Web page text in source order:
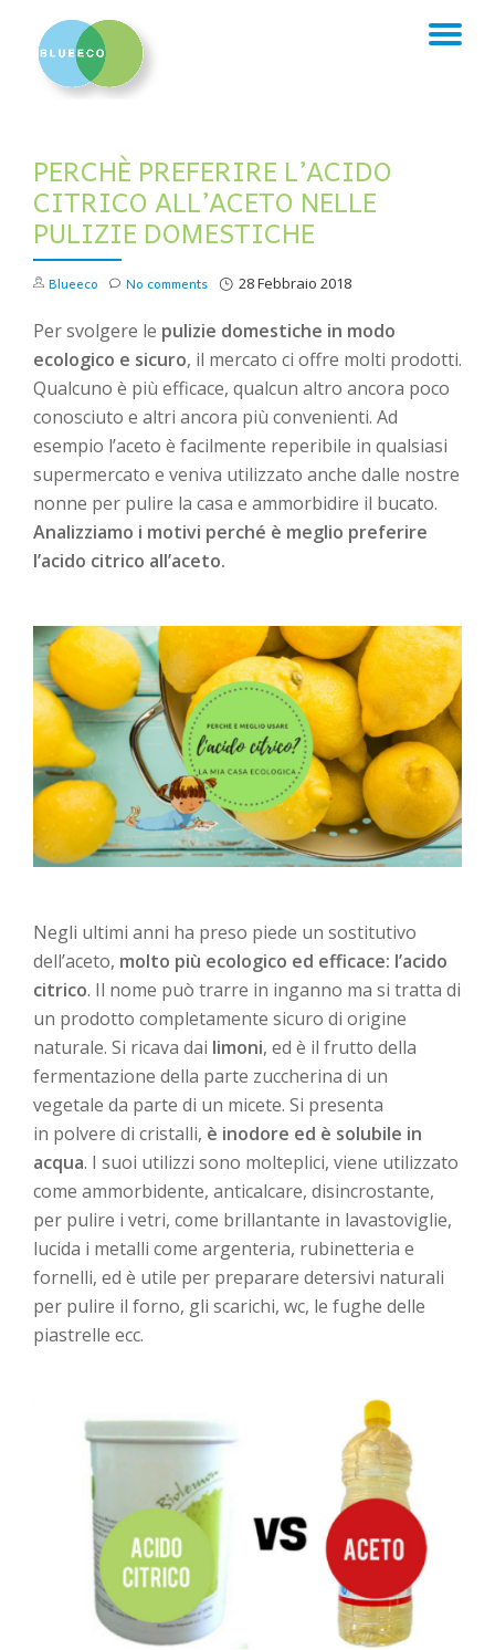
PERCHÈ PREFERIRE L’ACIDO
CITRICO ALL’ACETO NELLE
PULIZIE DOMESTICHE
Blueeco 28 Febbraio 2018
No comments
Per svolgere le pulizie domestiche in modo
ecologico e sicuro, il mercato ci offre molti prodotti.
Qualcuno è più efficace, qualcun altro ancora poco
conosciuto e altri ancora più convenienti. Ad
esempio l’aceto è facilmente reperibile in qualsiasi
supermercato e veniva utilizzato anche dalle nostre
nonne per pulire la casa e ammorbidire il bucato.
Analizziamo i motivi perché è meglio preferire
l’acido citrico all’aceto.
Negli ultimi anni ha preso piede un sostitutivo
dell’aceto, molto più ecologico ed efficace: l’acido
citrico. Il nome può trarre in inganno ma si tratta di
un prodotto completamente sicuro di origine
naturale. Si ricava dai limoni, ed è il frutto della
fermentazione della parte zuccherina di un
vegetale da parte di un micete. Si presenta
in polvere di cristalli, è inodore ed è solubile in
acqua. I suoi utilizzi sono molteplici, viene utilizzato
come ammorbidente, anticalcare, disincrostante,
per pulire i vetri, come brillantante in lavastoviglie,
lucida i metalli come argenteria, rubinetteria e
fornelli, ed è utile per preparare detersivi naturali
per pulire il forno, gli scarichi, wc, le fughe delle
piastrelle ecc.